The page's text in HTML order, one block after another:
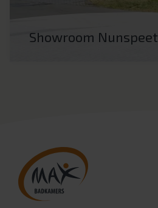
Showroom Nunspeet